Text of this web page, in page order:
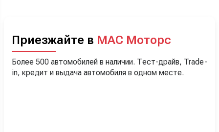
Приезжайте в МАС Моторс
Более 500 автомобилей в наличии. Тест-драйв, Trade-
in, кредит и выдача автомобиля в одном месте.